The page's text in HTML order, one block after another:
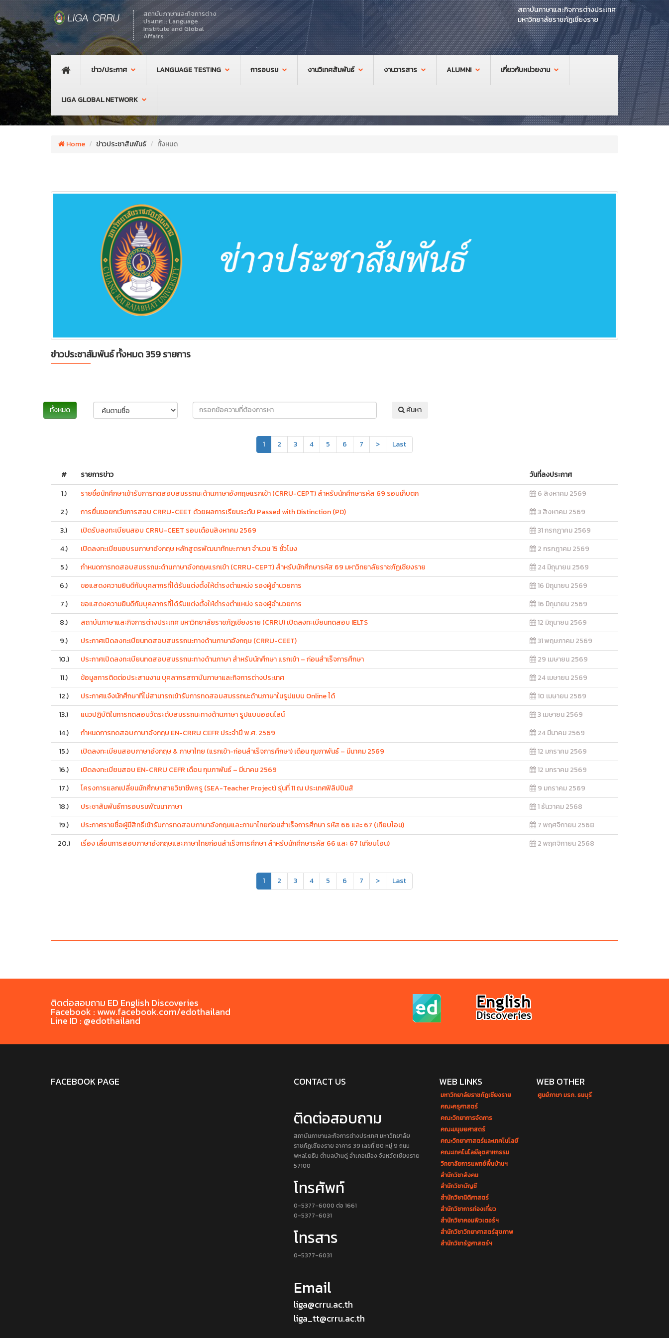
สถาบันภาษาและกิจการต่าง
ประเทศ :: Language
Institute and Global
Affairs
สถาบันภาษาและกิจการต่างประเทศ
มหาวิทยาลัยราชภัฏเชียงราย
ข่าว/ประกาศ LANGUAGE TESTING การอบรม งานวิเทศสัมพันธ์ งานวารสาร ALUMNI เกี่ยวกับหน่วยงาน
LIGA GLOBAL NETWORK
Home ข่าวประชาสัมพันธ์ ทั้งหมด
ข่าวประชาสัมพันธ์ ทั้งหมด 359 รายการ
ทั้งหมด ค้นหา
1 2 3 4 5 6 7 > Last
# รายการข่าว
วันที่ลงประกาศ
1.)
รายชื่อนักศึกษาเข้ารับการทดสอบสมรรถนะด้านภาษาอังกฤษแรกเข้า (CRRU-CEPT) สำหรับนักศึกษารหัส 69 รอบเก็บตก
6 สิงหาคม 2569
2.)
การยื่นขอยกเว้นการสอบ CRRU-CEET ด้วยผลการเรียนระดับ Passed with Distinction (PD)
3 สิงหาคม 2569
3.)
เปิดรับลงทะเบียนสอบ CRRU-CEET รอบเดือนสิงหาคม 2569
31 กรกฎาคม 2569
4.)
เปิดลงทะเบียนอบรมภาษาอังกฤษ หลักสูตรพัฒนาทักษะภาษา จำนวน 15 ชั่วโมง
2 กรกฎาคม 2569
5.)
กำหนดการทดสอบสมรรถนะด้านภาษาอังกฤษแรกเข้า (CRRU-CEPT) สำหรับนักศึกษารหัส 69 มหาวิทยาลัยราชภัฏเชียงราย
24 มิถุนายน 2569
6.)
ขอแสดงความยินดีกับบุคลากรที่ได้รับแต่งตั้งให้ดำรงตำแหน่ง รองผู้อำนวยการ
16 มิถุนายน 2569
7.)
ขอแสดงความยินดีกับบุคลากรที่ได้รับแต่งตั้งให้ดำรงตำแหน่ง รองผู้อำนวยการ
16 มิถุนายน 2569
8.)
สถาบันภาษาและกิจการต่างประเทศ มหาวิทยาลัยราชภัฏเชียงราย (CRRU) เปิดลงทะเบียนทดสอบ IELTS
12 มิถุนายน 2569
9.)
ประกาศเปิดลงทะเบียนทดสอบสมรรถนะทางด้านภาษาอังกฤษ (CRRU-CEET)
31 พฤษภาคม 2569
10.)
ประกาศเปิดลงทะเบียนทดสอบสมรรถนะทางด้านภาษา สำหรับนักศึกษา แรกเข้า – ก่อนสำเร็จการศึกษา
29 เมษายน 2569
11.)
ข้อมูลการติดต่อประสานงาน บุคลากรสถาบันภาษาและกิจการต่างประเทศ
24 เมษายน 2569
12.)
ประกาศแจ้งนักศึกษาที่ไม่สามารถเข้ารับการทดสอบสมรรถนะด้านภาษาในรูปแบบ Online ได้
10 เมษายน 2569
13.)
แนวปฏิบัติในการทดสอบวัดระดับสมรรถนะทางด้านภาษา รูปแบบออนไลน์
3 เมษายน 2569
14.)
กำหนดการทดสอบภาษาอังกฤษ EN-CRRU CEFR ประจำปี พ.ศ. 2569
24 มีนาคม 2569
15.)
เปิดลงทะเบียนสอบภาษาอังกฤษ & ภาษาไทย (แรกเข้า-ก่อนสำเร็จการศึกษา) เดือน กุมภาพันธ์ – มีนาคม 2569
12 มกราคม 2569
16.)
เปิดลงทะเบียนสอบ EN-CRRU CEFR เดือน กุมภาพันธ์ – มีนาคม 2569
12 มกราคม 2569
17.)
โครงการแลกเปลี่ยนนักศึกษาสายวิชาชีพครู (SEA-Teacher Project) รุ่นที่ 11 ณ ประเทศฟิลิปปินส์
9 มกราคม 2569
18.)
ประชาสัมพันธ์การอบรมพัฒนาภาษา
1 ธันวาคม 2568
19.)
ประกาศรายชื่อผู้มีสิทธิ์เข้ารับการทดสอบภาษาอังกฤษและภาษาไทยก่อนสำเร็จการศึกษา รหัส 66 และ 67 (เทียบโอน)
7 พฤศจิกายน 2568
20.)
เรื่อง เลื่อนการสอบภาษาอังกฤษและภาษาไทยก่อนสำเร็จการศึกษา สำหรับนักศึกษารหัส 66 และ 67 (เทียบโอน) 2 พฤศจิกายน 2568
1 2 3 4 5 6 7 > Last
ติดต่อสอบถาม ED English Discoveries
Facebook : www.facebook.com/edothailand
Line ID : @edothailand
FACEBOOK PAGE CONTACT US
ติดต่อสอบถาม
สถาบันภาษาและกิจการต่างประเทศ มหาวิทยาลัย
ราชภัฏเชียงราย อาคาร 39 เลขที่ 80 หมู่ 9 ถนน
พหลโยธิน ตำบลบ้านดู่ อำเภอเมือง จังหวัดเชียงราย
57100
โทรศัพท์
0-5377-6000 ต่อ 1661
0-5377-6031
โทรสาร
0-5377-6031
Email
liga@crru.ac.th
liga_tt@crru.ac.th
WEB LINKS
มหาวิทยาลัยราชภัฏเชียงราย
คณะครุศาสตร์
คณะวิทยาการจัดการ
คณะมนุษยศาสตร์
คณะวิทยาศาสตร์และเทคโนโลยี
คณะเทคโนโลยีอุตสาหกรรม
วิทยาลัยการแพทย์พื้นบ้านฯ
สำนักวิชาสังคม
สำนักวิชาบัญชี
สำนักวิชานิติศาสตร์
สำนักวิชาการท่องเที่ยว
สำนักวิชาคอมพิวเตอร์ฯ
สำนักวิชาวิทยาศาสตร์สุขภาพ
สำนักวิชารัฐศาสตร์ฯ
WEB OTHER
ศูนย์ภาษา มรภ. ธนบุรี